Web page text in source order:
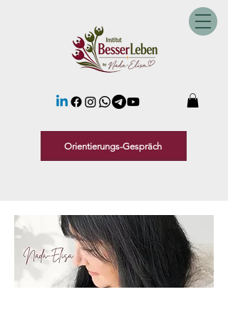
Orientierungs-Gespräch